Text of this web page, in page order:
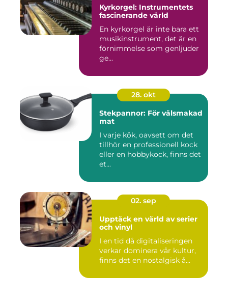
Kyrkorgel: Instrumentets
fascinerande värld
En kyrkorgel är inte bara ett
musikinstrument, det är en
förnimmelse som genljuder
ge...
28. okt
Stekpannor: För välsmakad
mat
I varje kök, oavsett om det
tillhör en professionell kock
eller en hobbykock, finns det
et...
02. sep
Upptäck en värld av serier
och vinyl
I en tid då digitaliseringen
verkar dominera vår kultur,
finns det en nostalgisk å...